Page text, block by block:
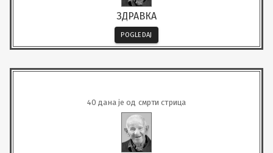
ЗДРАВКА
POGLEDAJ
40 дана је од смрти стрица